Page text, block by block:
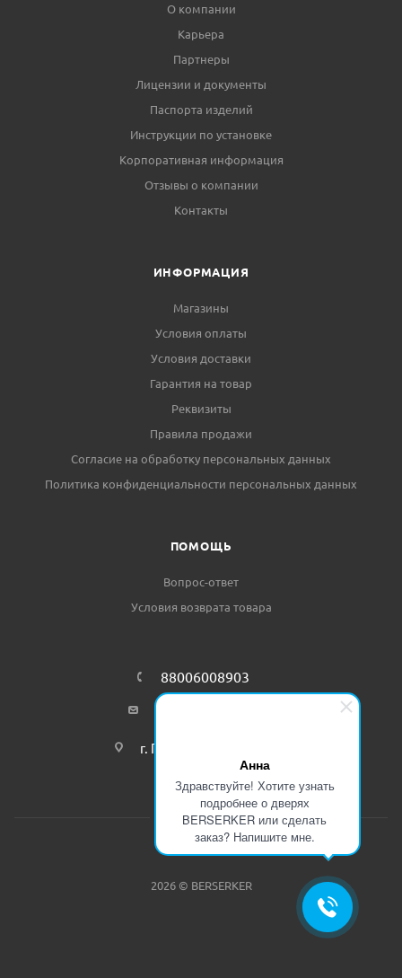
Анна
Здравствуйте! Хотите узнать
подробнее о дверях
BERSERKER или сделать
заказ? Напишите мне.
О компании
Карьера
Партнеры
Лицензии и документы
Паспорта изделий
Инструкции по установке
Корпоративная информация
Отзывы о компании
Контакты
ИНФОРМАЦИЯ
Магазины
Условия оплаты
Условия доставки
Гарантия на товар
Реквизиты
Правила продажи
Согласие на обработку персональных данных
Политика конфиденциальности персональных данных
ПОМОЩЬ
Вопрос-ответ
Условия возврата товара
88006008903
info@bersgroup.ru
г. Пенза, ул. Пушкина 15
2026 © BERSERKER